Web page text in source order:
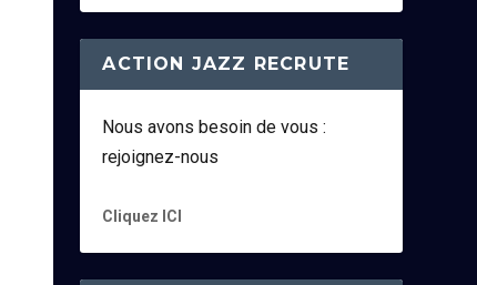
ACTION JAZZ RECRUTE
Nous avons besoin de vous :
rejoignez-nous
Cliquez ICI